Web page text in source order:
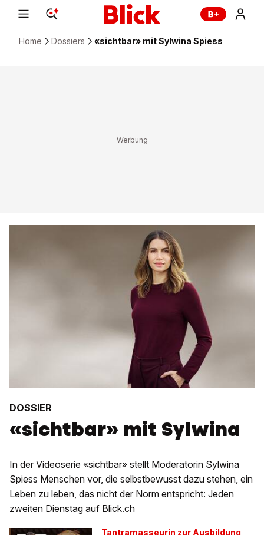
Home Dossiers «sichtbar» mit Sylwina Spiess
DOSSIER
«sichtbar» mit Sylwina
In der Videoserie «sichtbar» stellt Moderatorin Sylwina
Spiess Menschen vor, die selbstbewusst dazu stehen, ein
Leben zu leben, das nicht der Norm entspricht: Jeden
zweiten Dienstag auf Blick.ch
Tantramasseurin zur Ausbildung